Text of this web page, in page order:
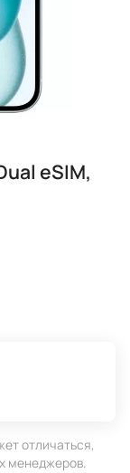
eSIM,
отличаться,
менеджеров.